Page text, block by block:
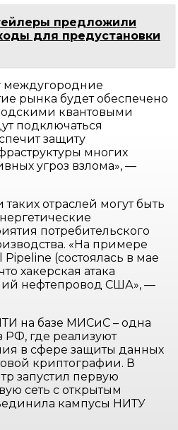
предложили
для предустановки
междугородние
рынка будет обеспечено
квантовыми
подключаться
защиту
многих
угроз взлома», —
отраслей могут быть
потребительского
«На примере
(состоялась в мае
хакерская атака
нефтепровод США», —
на базе МИСиС – одна
РФ, где реализуют
в сфере защиты данных
криптографии. В
запустил первую
сеть с открытым
кампусы НИТУ